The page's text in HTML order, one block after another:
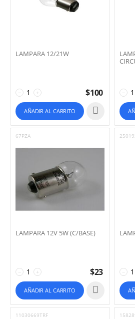
LAMPARA 12/21W
+
− $100
AÑADIR AL CARRITO
−
67PZA
LAMPARA 12V 5W (C/BASE)
+
− $23
AÑADIR AL CARRITO
−
11030669TRF